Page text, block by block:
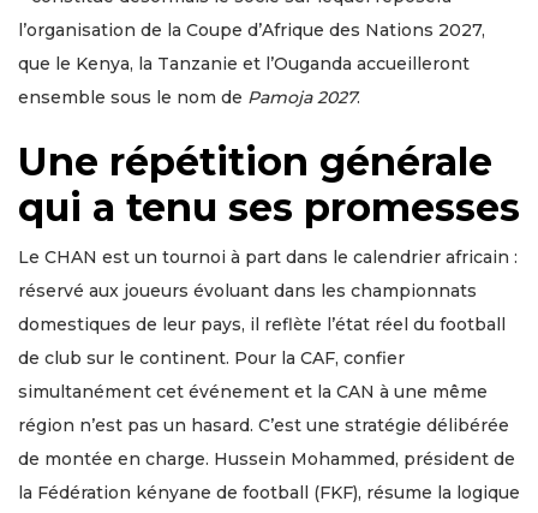
l’organisation de la Coupe d’Afrique des Nations 2027,
que le Kenya, la Tanzanie et l’Ouganda accueilleront
ensemble sous le nom de Pamoja 2027.
Une répétition générale
qui a tenu ses promesses
Le CHAN est un tournoi à part dans le calendrier africain :
réservé aux joueurs évoluant dans les championnats
domestiques de leur pays, il reflète l’état réel du football
de club sur le continent. Pour la CAF, confier
simultanément cet événement et la CAN à une même
région n’est pas un hasard. C’est une stratégie délibérée
de montée en charge. Hussein Mohammed, président de
la Fédération kényane de football (FKF), résume la logique